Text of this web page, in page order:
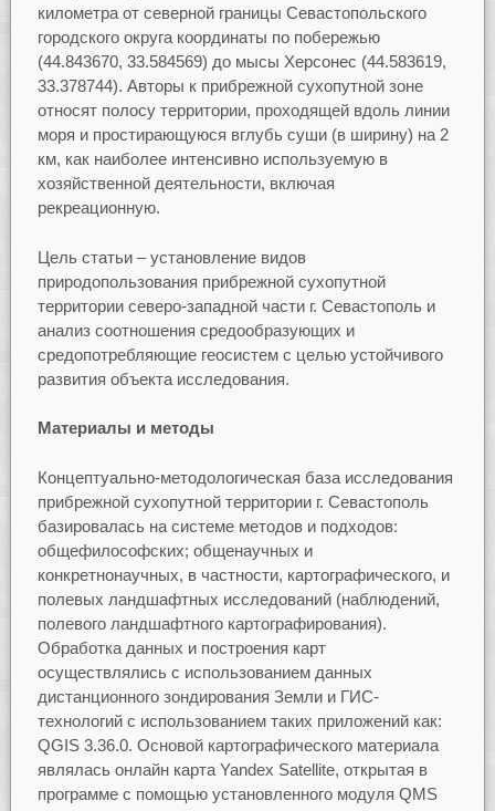
километра от северной границы Севастопольского
городского округа координаты по побережью
(44.843670, 33.584569) до мысы Херсонес (44.583619,
33.378744). Авторы к прибрежной сухопутной зоне
относят полосу территории, проходящей вдоль линии
моря и простирающуюся вглубь суши (в ширину) на 2
км, как наиболее интенсивно используемую в
хозяйственной деятельности, включая
рекреационную.
Цель статьи – установление видов
природопользования прибрежной сухопутной
территории северо-западной части г. Севастополь и
анализ соотношения средообразующих и
средопотребляющие геосистем с целью устойчивого
развития объекта исследования.
Материалы и методы
Концептуально-методологическая база исследования
прибрежной сухопутной территории г. Севастополь
базировалась на системе методов и подходов:
общефилософских; общенаучных и
конкретнонаучных, в частности, картографического, и
полевых ландшафтных исследований (наблюдений,
полевого ландшафтного картографирования).
Обработка данных и построения карт
осуществлялись с использованием данных
дистанционного зондирования Земли и ГИС-
технологий с использованием таких приложений как:
QGIS 3.36.0. Основой картографического материала
являлась онлайн карта Yandex Satellite, открытая в
программе с помощью установленного модуля QMS